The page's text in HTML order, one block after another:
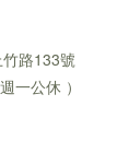
路133號
一公休 ）